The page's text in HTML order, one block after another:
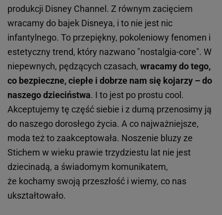
produkcji Disney Channel. Z równym zacięciem
wracamy do bajek Disneya, i to nie jest nic
infantylnego. To przepiękny, pokoleniowy fenomen i
estetyczny trend, który nazwano "nostalgia-core". W
niepewnych, pędzących czasach, wracamy do tego,
co bezpieczne, ciepłe i dobrze nam się kojarzy – do
naszego dzieciństwa. I to jest po prostu cool.
Akceptujemy tę część siebie i z dumą przenosimy ją
do naszego dorosłego życia. A co najważniejsze,
moda też to zaakceptowała. Noszenie bluzy ze
Stichem w wieku prawie trzydziestu lat nie jest
dziecinadą, a świadomym komunikatem,
że kochamy swoją przeszłość i wiemy, co nas
ukształtowało.